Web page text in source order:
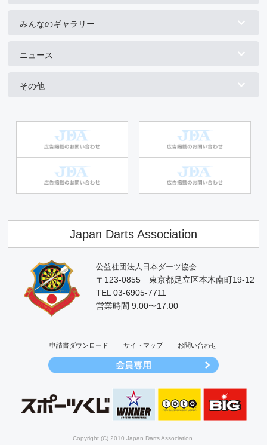
みんなのギャラリー
ニュース
その他
Japan Darts Association
公益社団法人日本ダーツ協会
〒123-0855 東京都足立区本木南町19-12
TEL 03-6905-7711
営業時間 9:00〜17:00
申請書ダウンロード サイトマップ お問い合わせ
Copyright (C) 2010 Japan Darts Association.